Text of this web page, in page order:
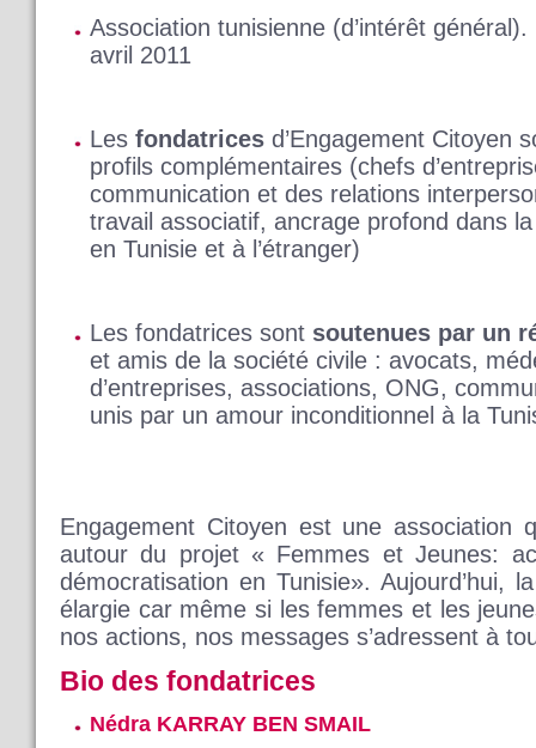
Association tunisienne (d’intérêt
avril 2011
Les fondatrices d’Engagement Citoyen
profils complémentaires (chefs
communication et des relations
travail associatif, ancrage profond dans
en Tunisie et à l’étranger)
Les fondatrices sont soutenues par un
et amis de la société civile : avocats,
d’entreprises, associations, ONG,
unis par un amour inconditionnel à la
Engagement Citoyen est une association
autour du projet « Femmes et Jeunes:
démocratisation en Tunisie». Aujourd’hui,
élargie car même si les femmes et les
nos actions, nos messages s’adressent à
Bio des fondatrices
Nédra KARRAY BEN SMAIL